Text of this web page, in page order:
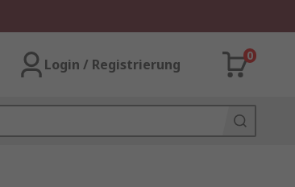
Login / Registrierung
0